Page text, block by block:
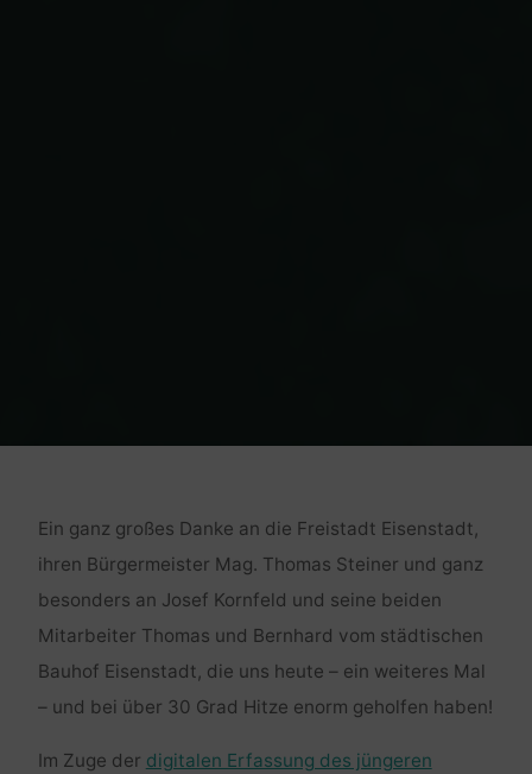
Ein ganz großes Danke an die Freistadt Eisenstadt,
ihren Bürgermeister Mag. Thomas Steiner und ganz
besonders an Josef Kornfeld und seine beiden
Mitarbeiter Thomas und Bernhard vom städtischen
Bauhof Eisenstadt, die uns heute – ein weiteres Mal
– und bei über 30 Grad Hitze enorm geholfen haben!
Im Zuge der digitalen Erfassung des jüngeren